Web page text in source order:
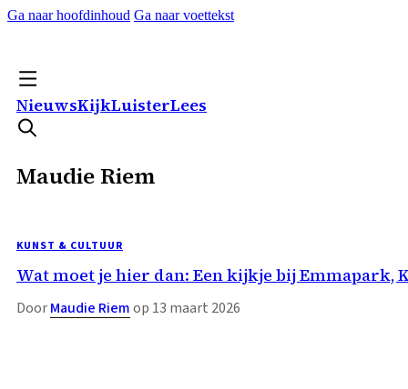
Ga naar hoofdinhoud Ga naar voettekst
NieuwsKijkLuisterLees
Maudie Riem
KUNST & CULTUUR
Wat moet je hier dan: Een kijkje bij Emmapark,
DoorMaudie Riemop 13 maart 2026